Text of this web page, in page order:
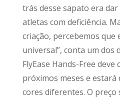
trás desse sapato era
atletas com deficiência.
criação, percebemos que
universal”, conta um dos
FlyEase Hands-Free
próximos meses e
cores diferentes. O preço